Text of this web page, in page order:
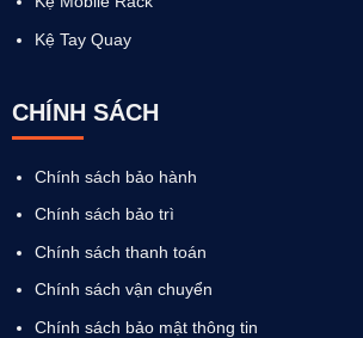
Kệ Tay Quay
CHÍNH SÁCH
Chính sách bảo hành
Chính sách bảo trì
Chính sách thanh toán
Chính sách vận chuyển
Chính sách bảo mật thông tin